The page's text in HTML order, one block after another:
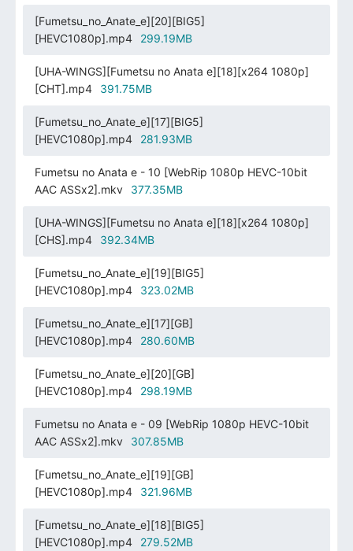
[Fumetsu_no_Anate_e][20][BIG5]
[HEVC1080p].mp4
299.19MB
[UHA-WINGS][Fumetsu no Anata e][18][x264 1080p]
[CHT].mp4
391.75MB
[Fumetsu_no_Anate_e][17][BIG5]
[HEVC1080p].mp4
281.93MB
Fumetsu no Anata e - 10 [WebRip 1080p HEVC-10bit
AAC ASSx2].mkv
377.35MB
[UHA-WINGS][Fumetsu no Anata e][18][x264 1080p]
[CHS].mp4
392.34MB
[Fumetsu_no_Anate_e][19][BIG5]
[HEVC1080p].mp4
323.02MB
[Fumetsu_no_Anate_e][17][GB]
[HEVC1080p].mp4
280.60MB
[Fumetsu_no_Anate_e][20][GB]
[HEVC1080p].mp4
298.19MB
Fumetsu no Anata e - 09 [WebRip 1080p HEVC-10bit
AAC ASSx2].mkv
307.85MB
[Fumetsu_no_Anate_e][19][GB]
[HEVC1080p].mp4
321.96MB
[Fumetsu_no_Anate_e][18][BIG5]
[HEVC1080p].mp4
279.52MB